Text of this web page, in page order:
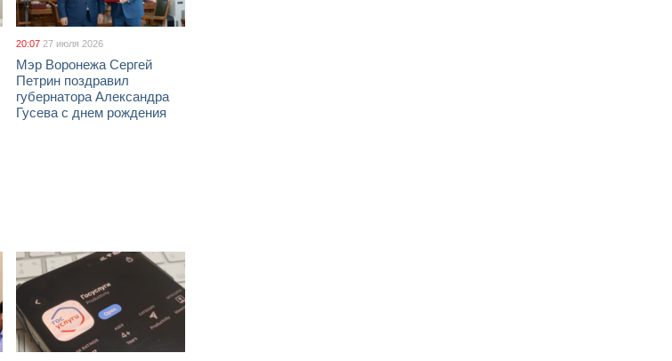
20:07 27 июля 2026
Мэр Воронежа Сергей
Петрин поздравил
губернатора Александра
Гусева с днем рождения